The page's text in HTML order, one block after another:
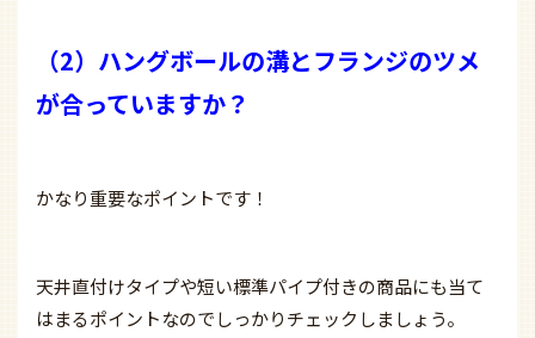
（2）ハングボールの溝とフランジのツメ
が合っていますか？
かなり重要なポイントです！
天井直付けタイプや短い標準パイプ付きの商品にも当て
はまるポイントなのでしっかりチェックしましょう。